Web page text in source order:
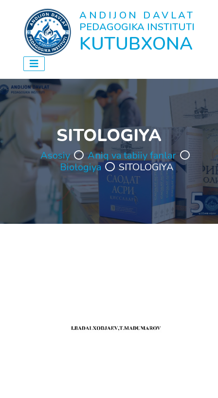
ANDIJON DAVLAT
PEDAGOGIKA INSTITUTI
KUTUBXONA
SITOLOGIYA
Asosiy
Aniq va tabiiy fanlar
Biologiya
SITOLOGIYA